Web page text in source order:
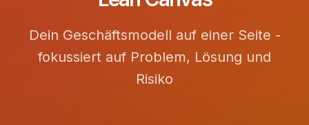
Dein Geschäftsmodell auf einer Seite -
fokussiert auf Problem, Lösung und
Risiko